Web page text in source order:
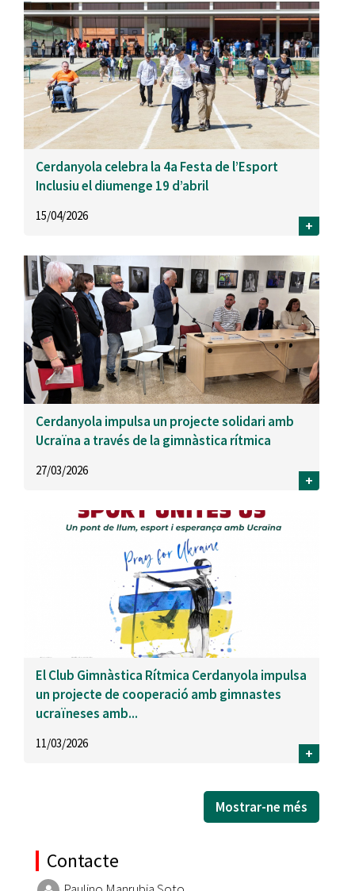
Cerdanyola celebra la 4a Festa de l’Esport
Inclusiu el diumenge 19 d’abril
15/04/2026
+
Cerdanyola impulsa un projecte solidari amb
Ucraïna a través de la gimnàstica rítmica
27/03/2026
+
El Club Gimnàstica Rítmica Cerdanyola impulsa
un projecte de cooperació amb gimnastes
ucraïneses amb...
11/03/2026
+
Mostrar-ne més
Contacte